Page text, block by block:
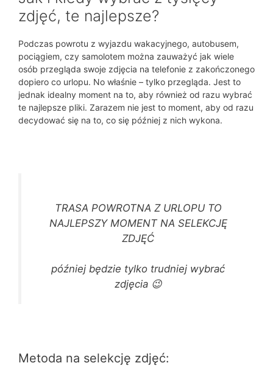
zdjęć, te najlepsze?
Podczas powrotu z wyjazdu wakacyjnego, autobusem,
pociągiem, czy samolotem można zauważyć jak wiele
osób przegląda swoje zdjęcia na telefonie z zakończonego
dopiero co urlopu. No właśnie – tylko przegląda. Jest to
jednak idealny moment na to, aby również od razu wybrać
te najlepsze pliki. Zarazem nie jest to moment, aby od razu
decydować się na to, co się później z nich wykona.
TRASA POWROTNA Z URLOPU TO
NAJLEPSZY MOMENT NA SELEKCJĘ
ZDJĘĆ
później będzie tylko trudniej wybrać
zdjęcia 😉
Metoda na selekcję zdjęć: